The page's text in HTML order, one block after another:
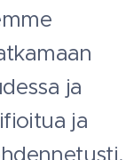
ja
ja